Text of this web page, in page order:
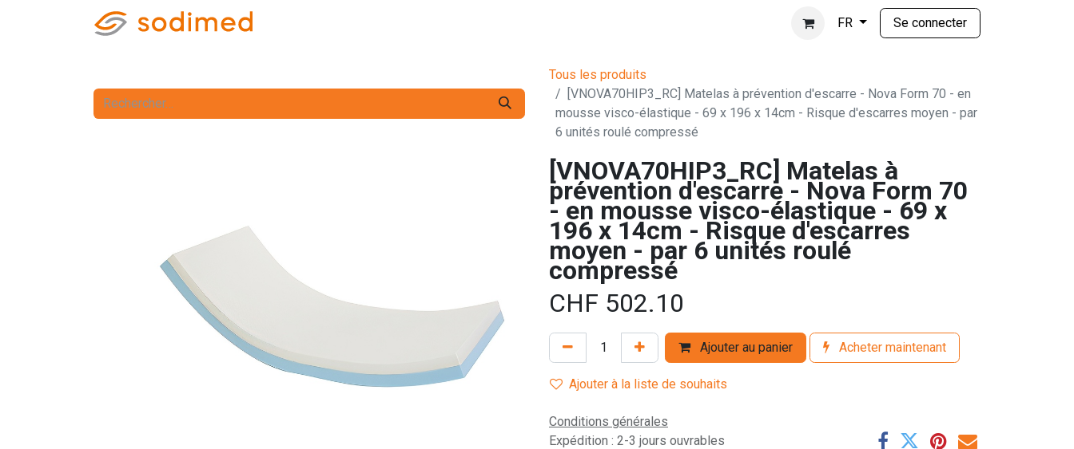
FR Se connecter
Tous les produits
[VNOVA70HIP3_RC] Matelas à prévention d'escarre - Nova Form 70 - en
mousse visco-élastique - 69 x 196 x 14cm - Risque d'escarres moyen - par
6 unités roulé compressé
[VNOVA70HIP3_RC] Matelas à
prévention d'escarre - Nova Form 70
- en mousse visco-élastique - 69 x
196 x 14cm - Risque d'escarres
moyen - par 6 unités roulé
compressé
CHF 502.10
Ajouter au panier Acheter maintenant
Ajouter à la liste de souhaits
Conditions générales
Expédition : 2-3 jours ouvrables